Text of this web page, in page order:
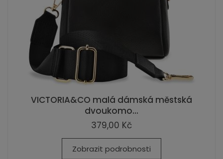
VICTORIA&CO malá dámská městská
dvoukomo...
379,00 Kč
Zobrazit podrobnosti